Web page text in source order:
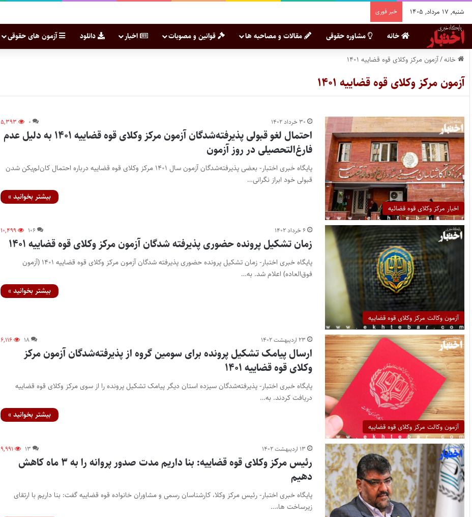
شنبه, ۱۷ مرداد, ۱۴۰۵ خبر فوری
خانه مشاوره حقوقی مقالات و مصاحبه ها قوانین و مصوبات اخبار دانلود آزمون های حقوقی
خانه/آزمون مرکز وکلای قوه قضاییه ۱۴۰۱
آزمون مرکز وکلای قوه قضاییه ۱۴۰۱
اخبار مرکز وکلای قوه قضائیه
۳۰ خرداد ۱۴۰۲ ۰ ۵,۳۹۳
احتمال لغو قبولی پذیرفته‌شدگان آزمون مرکز وکلای قوه قضاییه ۱۴۰۱ به دلیل عدم
فارغ‌التحصیلی در روز آزمون
پایگاه خبری اختبار- بعضی پذیرفته‌شدگان آزمون سال ۱۴۰۱ مرکز وکلای قوه قضاییه درباره احتمال کان‌لم‌یکن شدن
قبولی خود ابراز نگرانی…
بیشتر بخوانید »
آزمون وکالت مرکز وکلای قوه قضاییه
۶ خرداد ۱۴۰۲ ۱۰۶ ۱۰,۴۹۹
زمان تشکیل پرونده حضوری پذیرفته شدگان آزمون مرکز وکلای قوه قضاییه ۱۴۰۱
پایگاه خبری اختبار- زمان تشکیل پرونده حضوری پذیرفته شدگان آزمون مرکز وکلای قوه قضاییه ۱۴۰۱ (آزمون
فوق‌العاده) اعلام شد. به…
بیشتر بخوانید »
آزمون وکالت مرکز وکلای قوه قضاییه
۲۳ اردیبهشت ۱۴۰۲ ۱۸ ۶,۱۱۶
ارسال پیامک تشکیل پرونده برای سومین گروه از پذیرفته‌شدگان آزمون مرکز
وکلای قوه قضاییه ۱۴۰۱
پایگاه خبری اختبار- پذیرفته‌شدگان سیزده استان دیگر پیامک تشکیل پرونده را از سوی مرکز وکلای قوه قضاییه
دریافت کردند. به…
بیشتر بخوانید »
۱۳ اردیبهشت ۱۴۰۲ ۱۳ ۹,۹۹۱
رئیس مرکز وکلای قوه قضاییه: بنا داریم مدت صدور پروانه را به ۳ ماه کاهش
دهیم
پایگاه خبری اختبار- رئیس مرکز وکلا، کارشناسان رسمی و مشاوران خانواده قوه قضاییه گفت: بنا داریم با ارتقای
زیرساخت ها،…